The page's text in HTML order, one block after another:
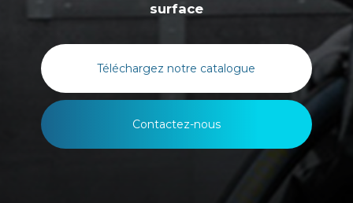
surface
Téléchargez notre catalogue
Contactez-nous